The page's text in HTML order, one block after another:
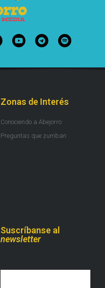
Zonas de Interés
Conociendo a Abejorro
Preguntas que zumban
Suscríbanse al
newsletter